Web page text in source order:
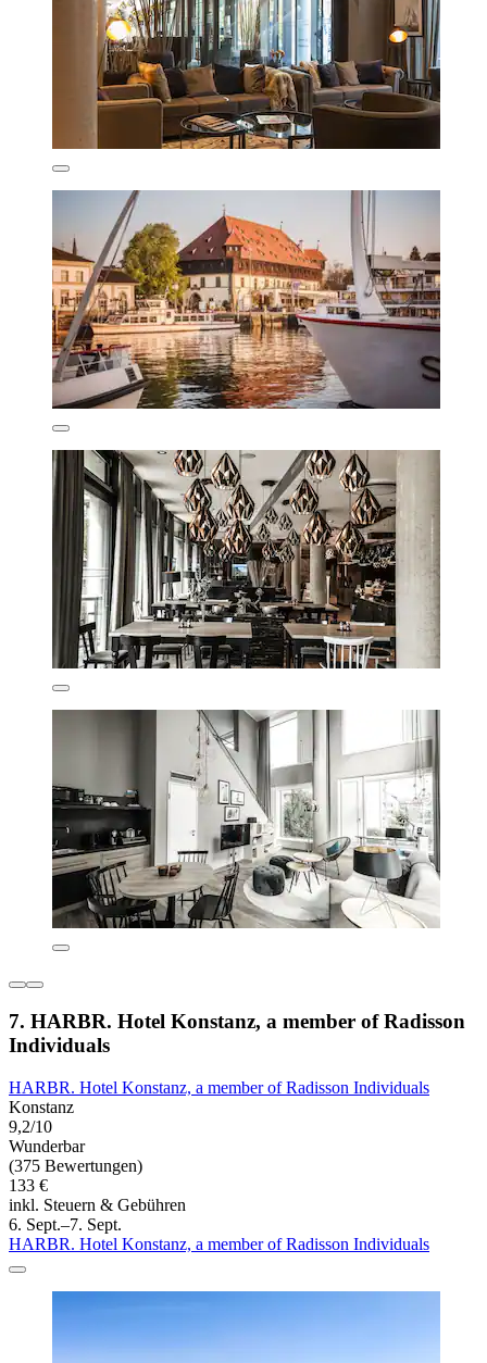
7. HARBR. Hotel Konstanz, a member of Radisson
Individuals
HARBR. Hotel Konstanz, a member of Radisson Individuals
Konstanz
9,2/10
Wunderbar
(375 Bewertungen)
133 €
inkl. Steuern & Gebühren
6. Sept.–7. Sept.
HARBR. Hotel Konstanz, a member of Radisson Individuals